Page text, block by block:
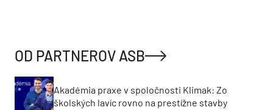
OD PARTNEROV ASB
Akadémia praxe v spoločnosti Klimak: Zo
školských lavíc rovno na prestížne stavby